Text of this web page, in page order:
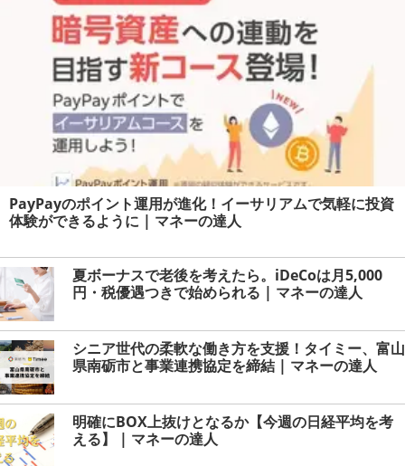
PayPayのポイント運用が進化！イーサリアムで気軽に投資
体験ができるように | マネーの達人
夏ボーナスで老後を考えたら。iDeCoは月5,000
円・税優遇つきで始められる | マネーの達人
シニア世代の柔軟な働き方を支援！タイミー、富山
県南砺市と事業連携協定を締結 | マネーの達人
明確にBOX上抜けとなるか【今週の日経平均を考
える】 | マネーの達人